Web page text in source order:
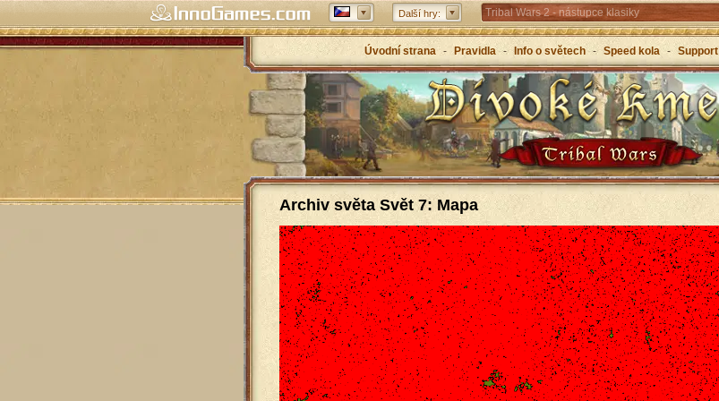
Další hry: Tribal Wars 2 - nástupce klasiky
Forge of Empires – strategicky napříč věky
Grepolis – vybuduj svou říši v antickém Řecku
Úvodní strana - Pravidla - Info o světech - Speed kola - Support
Archiv světa Svět 7: Mapa